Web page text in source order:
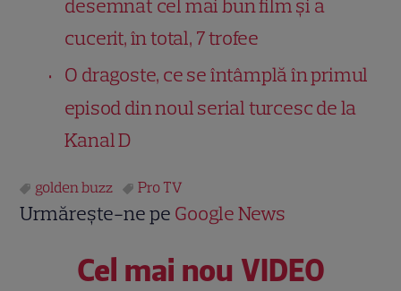
desemnat cel mai bun film și a
cucerit, în total, 7 trofee
O dragoste, ce se întâmplă în primul
episod din noul serial turcesc de la
Kanal D
golden buzz Pro TV
Urmărește-ne pe Google News
Cel mai nou VIDEO